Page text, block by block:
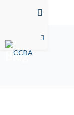
Blog